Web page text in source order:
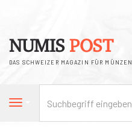
NUMIS POST
DAS SCHWEIZER MAGAZIN FÜR MÜNZEN
Navigation